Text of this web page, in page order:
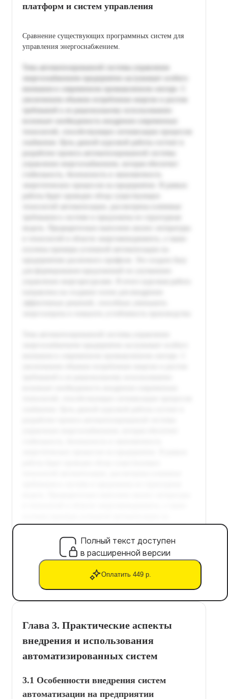
платформ и систем управления
Сравнение существующих программных систем для
управления энергоснабжением.
Полный текст доступен
в расширенной версии
Оплатить 449 р.
Глава 3. Практические аспекты
внедрения и использования
автоматизированных систем
3.1 Особенности внедрения систем
автоматизации на предприятии